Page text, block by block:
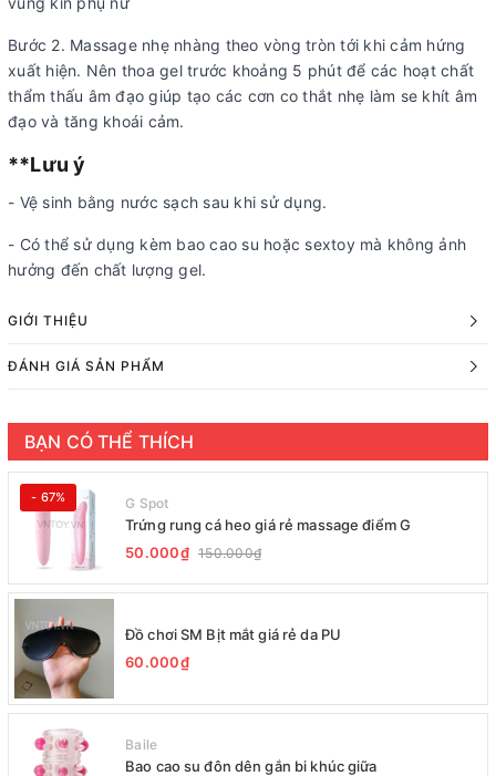
Bước 2. Massage nhẹ nhàng theo vòng tròn tới khi cảm hứng
xuất hiện. Nên thoa gel trước khoảng 5 phút để các hoạt chất
thẩm thấu âm đạo giúp tạo các cơn co thắt nhẹ làm se khít âm
đạo và tăng khoái cảm.
**Lưu ý
- Vệ sinh bằng nước sạch sau khi sử dụng.
- Có thể sử dụng kèm bao cao su hoặc sextoy mà không ảnh
hưởng đến chất lượng gel.
GIỚI THIỆU
ĐÁNH GIÁ SẢN PHẨM
BẠN CÓ THỂ THÍCH
- 67% G Spot
Trứng rung cá heo giá rẻ massage điểm G
50.000₫ 150.000₫
Đồ chơi SM Bịt mắt giá rẻ da PU
60.000₫
Baile
Bao cao su đôn dên gắn bi khúc giữa